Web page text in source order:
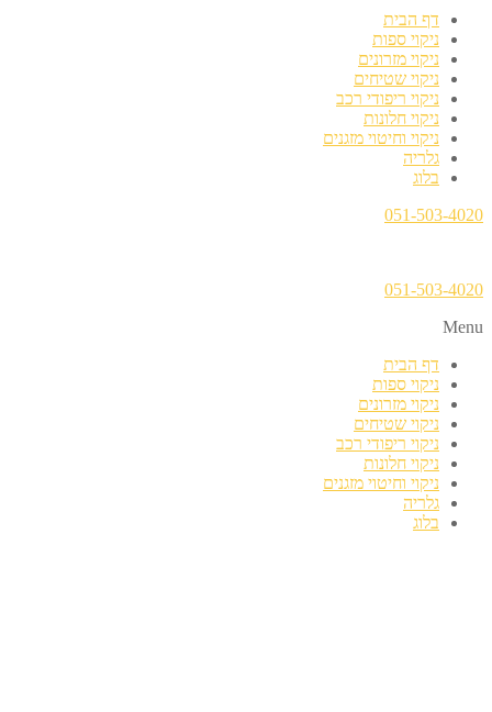
דף הבית
ניקוי ספות
ניקוי מזרונים
ניקוי שטיחים
ניקוי ריפודי רכב
ניקוי חלונות
ניקוי וחיטוי מזגנים
גלריה
בלוג
051-503-4020
051-503-4020
Menu
דף הבית
ניקוי ספות
ניקוי מזרונים
ניקוי שטיחים
ניקוי ריפודי רכב
ניקוי חלונות
ניקוי וחיטוי מזגנים
גלריה
בלוג